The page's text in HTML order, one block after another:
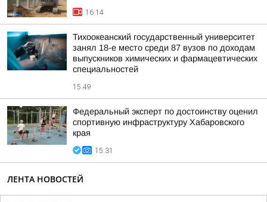
16:14
Тихоокеанский государственный университет
занял 18-е место среди 87 вузов по доходам
выпускников химических и фармацевтических
специальностей
15:49
Федеральный эксперт по достоинству оценил
спортивную инфраструктуру Хабаровского
края
15:31
ЛЕНТА НОВОСТЕЙ